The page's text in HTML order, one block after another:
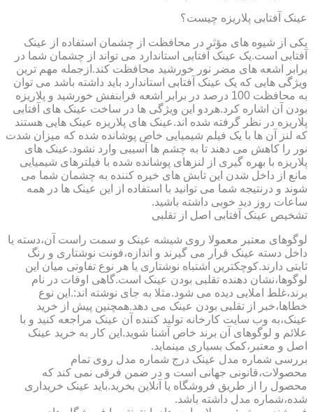
عینک آفتابی پلاریزه چیست؟
یکی از شیوه های مؤثر در محافظت از چشمان استفاده از عینک
آفتابی است.یک عینک آفتابی استاندارد می تواند از چشمان شما در
برابر اشعه های مضر نور خورشید محافظت کند.ازجمله مهم ترین
ویژگی هایی که یک عینک آفتابی استاندارد باید داشته باشد می توان
به محافظت 100 درصد در برابر اشعه فرابنفش خورشید و پلاریزه
بودن آن اشاره کرد.هردو این ویژگی ها در ساخت عینک های آفتابی
پلاریزه در نظر گرفته شده اند.عینک های پلاریزه عینک هایی هستند
که لنز آن ها با یک فیلم شیمیایی خاص پوشانده شده که میزان شدت
نور را کاهش می دهند تا به چشم ها آسیبی وارد نشود.عینک های
پلاریزه با بهره گیری از لنزهای پوشانده شده با فیلترهای شیمیایی
مانع از داخل شدن این تابش های خیره کننده به چشمان شما می
شوند و درنتیجه شما می توانید با استفاده از این عینک ها در همه
ساعات روز دید خوبی داشته باشید.
تشخیص عینک آفتابی اصل از تقلبی
لوگوهای معتبر معمولا روی شیشه عینک و سمت راست آن،دسته یا
داخل دسته عینک قرار می گیرند و اندازه،فونت نوشتاری و رنگ
ثابتی دارند.کوچکترین اشتباه نوشتاری یا هر نوع تفاوتی میان این
لوگوها،نشان دهنده تقلبی بودن عینک است.گاهی اوقات در نام
برند،غلط املایی دیده می شود.مثلا به جای نوشته اند:.این نوع
خطاها،خبر از تقلبی بودن عینک می دهد.همچنین پیش از خرید
عینک،به وب سایت کارخانه تولید کننده آن عینک مراجعه کنید و با
علائم و لوگوهای آن برند خاص آشنا شوید.این کار به خرید عینک
اصل و معتبر،کمک بسیاری مینماید.
بررسی شماره مدل عینک درج شماره مدل روی تمام
محصولات،قانونی جهانی است و در ضمن فرقی نمی کند که
محصول را از طریق فروشگاه یا آنلاین بخرید.باید عینک خریداری
شده،شماره مدل داشته باشد.